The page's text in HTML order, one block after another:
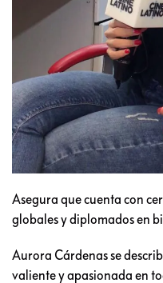
Asegura que cuenta con
globales y diplomados en
Aurora Cárdenas se
valiente y apasionada en